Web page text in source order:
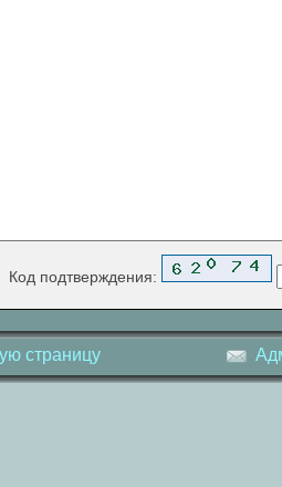
Код подтверждения:
страницу